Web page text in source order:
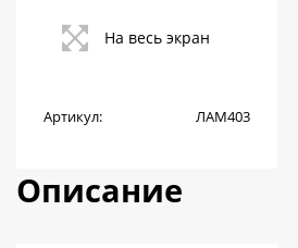
На весь экран
Артикул: ЛАМ403
Описание